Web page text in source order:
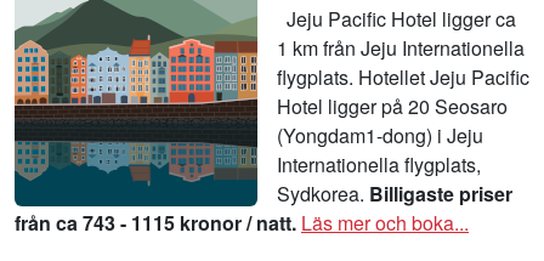
Jeju Pacific Hotel ligger ca
1 km från Jeju Internationella
flygplats. Hotellet Jeju Pacific
Hotel ligger på 20 Seosaro
(Yongdam1-dong) i Jeju
Internationella flygplats,
Sydkorea. Billigaste priser
från ca 743 - 1115 kronor / natt. Läs mer och boka...